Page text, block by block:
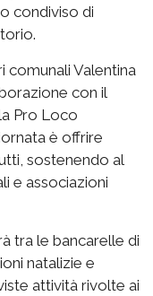
condiviso di
comunali Valentina
con il
Pro Loco
è offrire
sostenendo al
e associazioni
tra le bancarelle di
natalizie e
attività rivolte ai